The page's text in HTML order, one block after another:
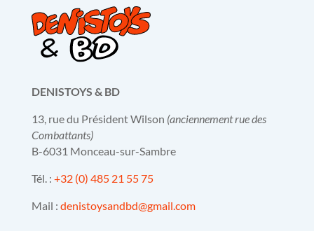
DENISTOYS & BD
13, rue du Président Wilson (anciennement rue des
Combattants)
B-6031 Monceau-sur-Sambre
Tél. : +32 (0) 485 21 55 75
Mail : denistoysandbd@gmail.com